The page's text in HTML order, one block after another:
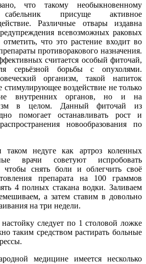
что такому необыкновенному
присуще активное
Различные отвары издавна
всевозможных раковых
отметить, что это растение входит во
противоракового назначения.
считается особый фиточай,
серьёзной борьбы с опухолями.
организм, такой напиток
стимулирующее воздействие не только
внутренних органов, но и на
в целом. Данный фиточай из
помогает останавливать рост и
новообразования по
недуге как артроз коленных
врачи советуют испробовать
чтобы снять боли и облегчить своё
препарата на 100 граммов
4 полных стакана водки. Заливаем
а затем ставим в довольно
на три недели.
следует по 1 столовой ложке
таким средством растирать больные
медицине имеется несколько